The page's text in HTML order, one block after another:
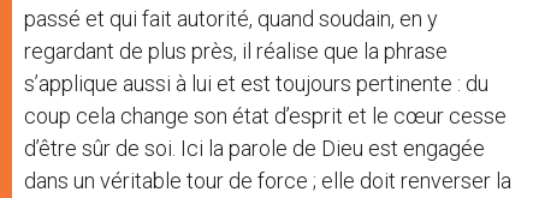
passé et qui fait autorité, quand soudain, en y
regardant de plus près, il réalise que la phrase
s’applique aussi à lui et est toujours pertinente : du
coup cela change son état d’esprit et le cœur cesse
d’être sûr de soi. Ici la parole de Dieu est engagée
dans un véritable tour de force ; elle doit renverser la